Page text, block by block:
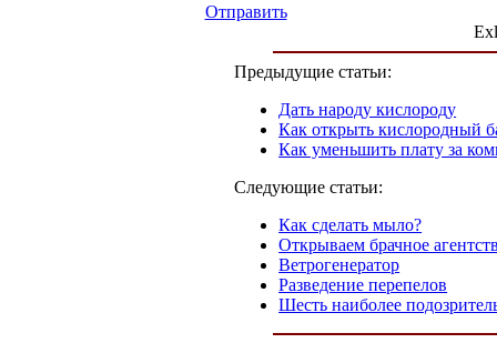
Отправить
Предыдущие статьи:
Дать народу кислороду
Как открыть кислородный
Как уменьшить плату за
Следующие статьи:
Как сделать мыло?
Открываем брачное
Ветрогенератор
Разведение перепелов
Шесть наиболее